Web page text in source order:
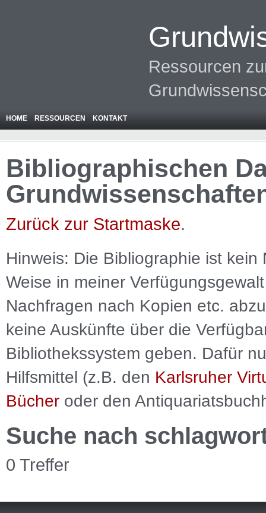
Ressourcen
HOME RESSOURCEN KONTAKT
Bibliographischen
Zurück zur Startmaske.
Hinweis: Die Bibliographie ist kein
Weise in meiner
Nachfragen nach Kopien etc.
keine Auskünfte über die
Bibliothekssystem geben. Dafür
Hilfsmittel (z.B. den Karlsruher
Bücher oder den
Suche nach
0 Treffer